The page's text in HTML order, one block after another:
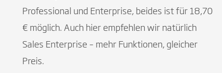
Professional und Enterprise, beides ist für 18,70
€ möglich. Auch hier empfehlen wir natürlich
Sales Enterprise – mehr Funktionen, gleicher
Preis.